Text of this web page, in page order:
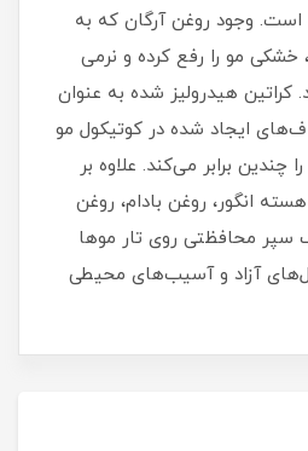
است. وجود روغن آرگان که به
مو را رفع کرده و نرمی
هیدرولیز شده به عنوان
ایجاد شده در کوتیکول مو
چندین برابر می‌کند. علاوه بر
انگور، روغن بادام، روغن
سپر محافظتی روی تار موها
آزاد و آسیب‌های محیطی